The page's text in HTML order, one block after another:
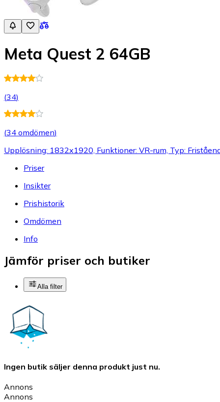
Meta Quest 2 64GB
(34)
(34 omdömen)
Upplösning: 1832x1920, Funktioner: VR-rum, Typ:
Priser
Insikter
Prishistorik
Omdömen
Info
Jämför priser och butiker
Alla filter
Ingen butik säljer denna produkt just nu.
Annons
Annons